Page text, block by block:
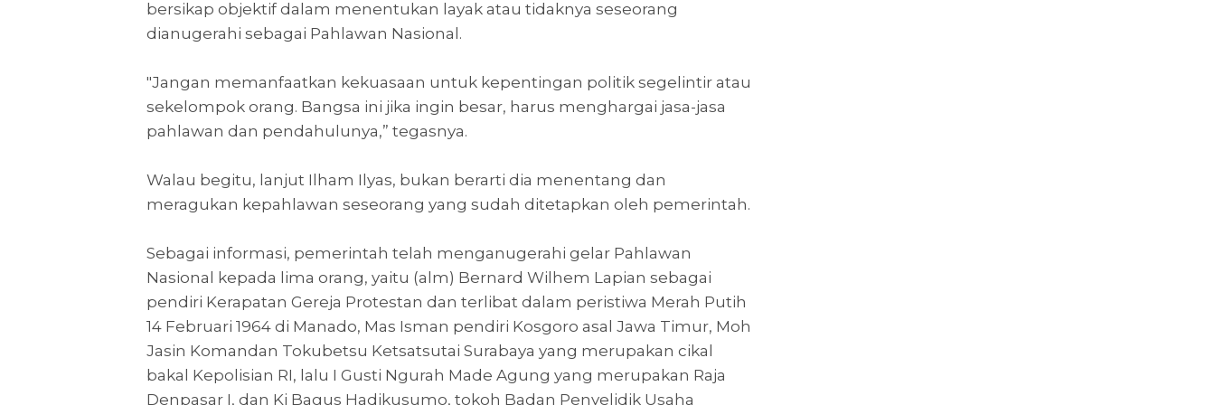
bersikap objektif dalam menentukan layak atau tidaknya seseorang
dianugerahi sebagai Pahlawan Nasional.
"Jangan memanfaatkan kekuasaan untuk kepentingan politik segelintir atau
sekelompok orang. Bangsa ini jika ingin besar, harus menghargai jasa-jasa
pahlawan dan pendahulunya,” tegasnya.
Walau begitu, lanjut Ilham Ilyas, bukan berarti dia menentang dan
meragukan kepahlawan seseorang yang sudah ditetapkan oleh pemerintah.
Sebagai informasi, pemerintah telah menganugerahi gelar Pahlawan
Nasional kepada lima orang, yaitu (alm) Bernard Wilhem Lapian sebagai
pendiri Kerapatan Gereja Protestan dan terlibat dalam peristiwa Merah Putih
14 Februari 1964 di Manado, Mas Isman pendiri Kosgoro asal Jawa Timur, Moh
Jasin Komandan Tokubetsu Ketsatsutai Surabaya yang merupakan cikal
bakal Kepolisian RI, lalu I Gusti Ngurah Made Agung yang merupakan Raja
Denpasar I, dan Ki Bagus Hadikusumo, tokoh Badan Penyelidik Usaha